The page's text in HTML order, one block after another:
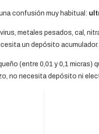
confusión muy habitual:
metales pesados, cal,
un depósito
(entre 0,01 y 0,1
no necesita depósito ni